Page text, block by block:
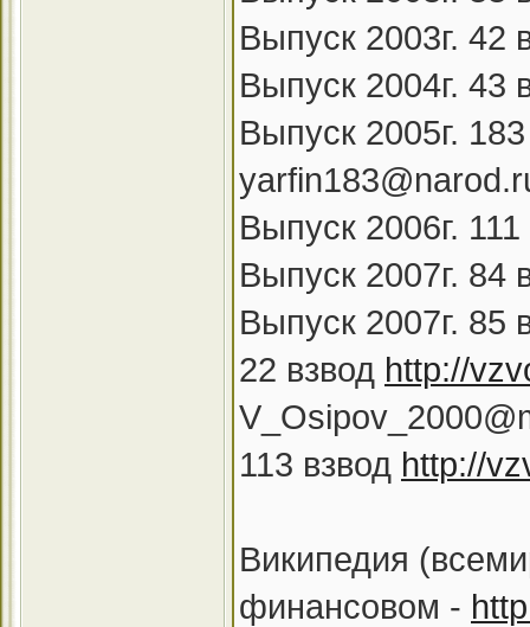
Выпуск 2003г. 42
Выпуск 2004г. 43
Выпуск 2005г.
Выпуск 2006г.
Выпуск 2007г. 84
Выпуск 2007г. 85
22 взвод http://
113 взвод http://
Википедия
финансовом -